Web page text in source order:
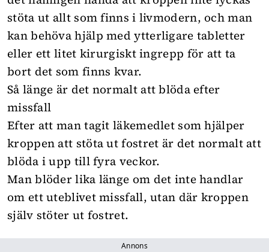
stöta ut allt som finns i livmodern, och man
kan behöva hjälp med ytterligare tabletter
eller ett litet kirurgiskt ingrepp för att ta
bort det som finns kvar.
Så länge är det normalt att blöda efter
missfall
Efter att man tagit läkemedlet som hjälper
kroppen att stöta ut fostret är det normalt att
blöda i upp till fyra veckor.
Man blöder lika länge om det inte handlar
om ett uteblivet missfall, utan där kroppen
själv stöter ut fostret.
Annons